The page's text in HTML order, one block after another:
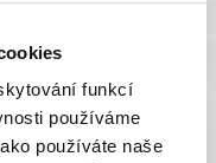
funkcí
používáme
používáte naše